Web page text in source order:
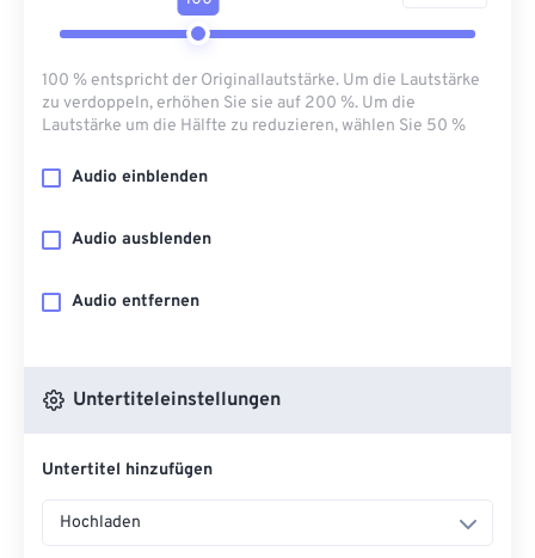
100 % entspricht der Originallautstärke. Um die Lautstärke
zu verdoppeln, erhöhen Sie sie auf 200 %. Um die
Lautstärke um die Hälfte zu reduzieren, wählen Sie 50 %
Audio einblenden
Audio ausblenden
Audio entfernen
Untertiteleinstellungen
Untertitel hinzufügen
Hochladen